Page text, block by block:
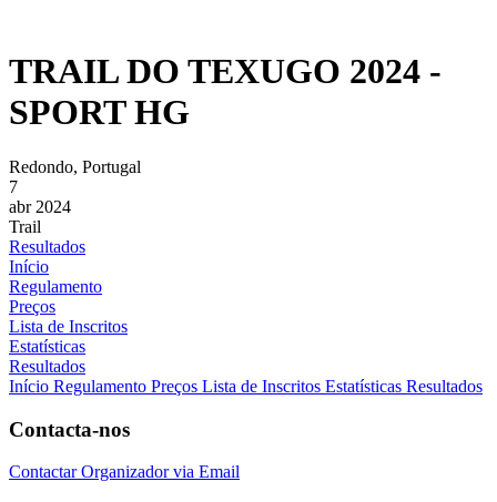
TRAIL DO TEXUGO 2024 -
SPORT HG
Redondo, Portugal
7
abr 2024
Trail
Resultados
Início
Regulamento
Preços
Lista de Inscritos
Estatísticas
Resultados
Início Regulamento Preços Lista de Inscritos Estatísticas Resultados
Contacta-nos
Contactar Organizador via Email